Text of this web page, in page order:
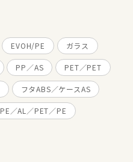
EVOH/PE ガラス
PP／AS PET／PET
フタABS／ケースAS
PE／AL／PET／PE